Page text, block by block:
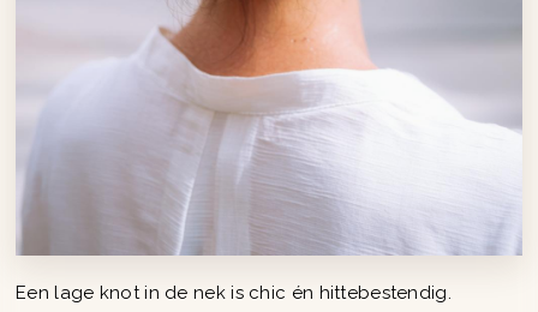
Een lage knot in de nek is chic én hittebestendig.